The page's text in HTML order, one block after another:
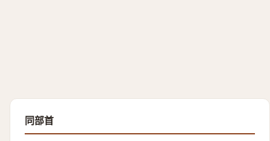
同部首